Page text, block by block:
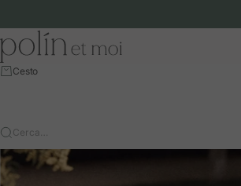
Polín et moi - EU
Cesto
Cerca…